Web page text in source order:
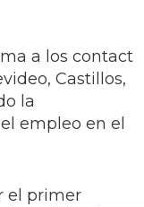
a los contact
Castillos,
la
empleo en el
el primer